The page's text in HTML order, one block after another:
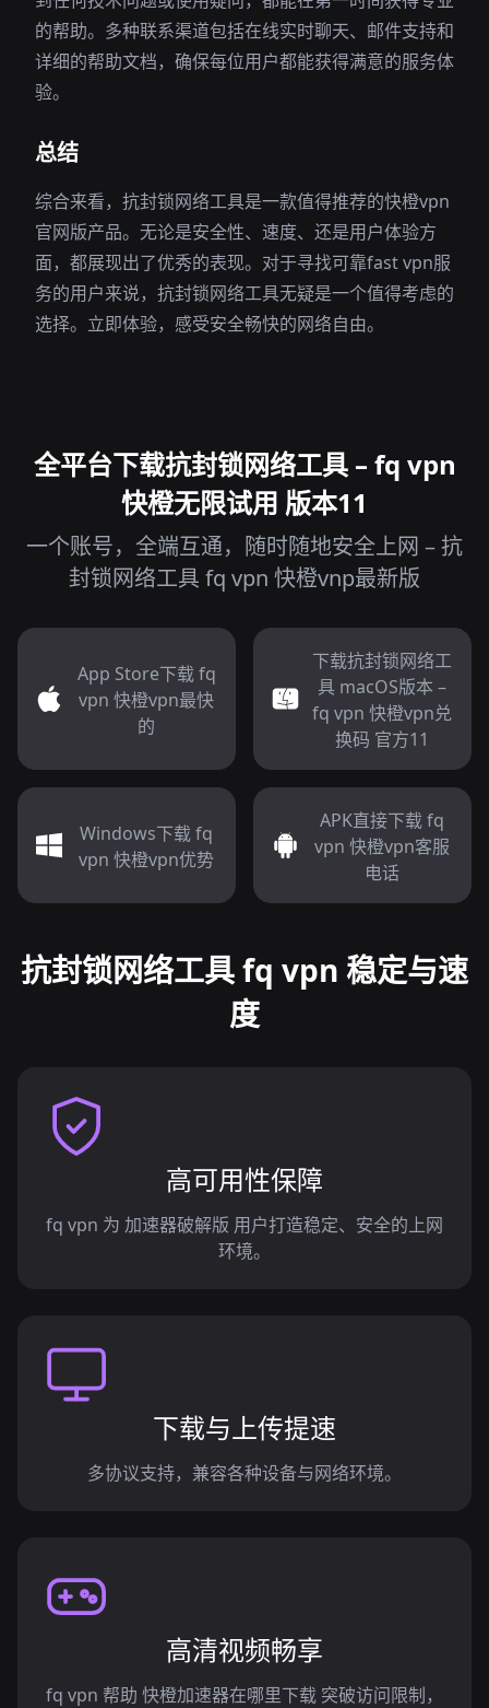
的帮助。多种联系渠道包括在线实时聊天、邮件支持和
详细的帮助文档，确保每位用户都能获得满意的服务体
验。
总结
综合来看，抗封锁网络工具是一款值得推荐的快橙vpn
官网版产品。无论是安全性、速度、还是用户体验方
面，都展现出了优秀的表现。对于寻找可靠fast vpn服
务的用户来说，抗封锁网络工具无疑是一个值得考虑的
选择。立即体验，感受安全畅快的网络自由。
全平台下载抗封锁网络工具 – fq vpn
快橙无限试用 版本11
一个账号，全端互通，随时随地安全上网 – 抗
封锁网络工具 fq vpn 快橙vnp最新版
App Store下载 fq
vpn 快橙vpn最快
的
下载抗封锁网络工
具 macOS版本 –
fq vpn 快橙vpn兑
换码 官方11
Windows下载 fq
vpn 快橙vpn优势
APK直接下载 fq
vpn 快橙vpn客服
电话
抗封锁网络工具 fq vpn 稳定与速
度
高可用性保障
fq vpn 为 加速器破解版 用户打造稳定、安全的上网
环境。
下载与上传提速
多协议支持，兼容各种设备与网络环境。
高清视频畅享
fq vpn 帮助 快橙加速器在哪里下载 突破访问限制，